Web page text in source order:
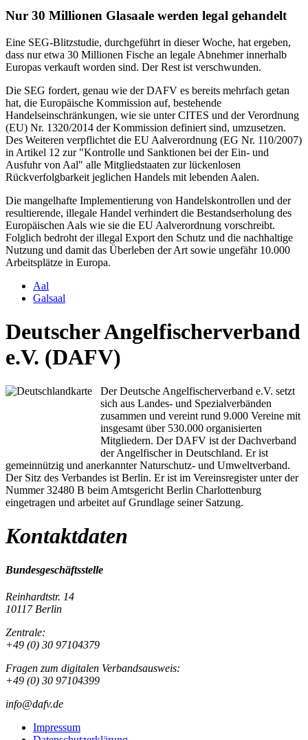
Nur 30 Millionen Glasaale werden legal gehandelt
Eine SEG-Blitzstudie, durchgeführt in dieser Woche, hat ergeben,
dass nur etwa 30 Millionen Fische an legale Abnehmer innerhalb
Europas verkauft worden sind. Der Rest ist verschwunden.
Die SEG fordert, genau wie der DAFV es bereits mehrfach getan
hat, die Europäische Kommission auf, bestehende
Handelseinschränkungen, wie sie unter CITES und der Verordnung
(EU) Nr. 1320/2014 der Kommission definiert sind, umzusetzen.
Des Weiteren verpflichtet die EU Aalverordnung (EG Nr. 110/2007)
in Artikel 12 zur "Kontrolle und Sanktionen bei der Ein- und
Ausfuhr von Aal" alle Mitgliedstaaten zur lückenlosen
Rückverfolgbarkeit jeglichen Handels mit lebenden Aalen.
Die mangelhafte Implementierung von Handelskontrollen und der
resultierende, illegale Handel verhindert die Bestandserholung des
Europäischen Aals wie sie die EU Aalverordnung vorschreibt.
Folglich bedroht der illegal Export den Schutz und die nachhaltige
Nutzung und damit das Überleben der Art sowie ungefähr 10.000
Arbeitsplätze in Europa.
Aal
Galsaal
Deutscher Angelfischerverband
e.V. (DAFV)
Der Deutsche Angelfischerverband e.V. setzt
sich aus Landes- und Spezialverbänden
zusammen und vereint rund 9.000 Vereine mit
insgesamt über 530.000 organisierten
Mitgliedern. Der DAFV ist der Dachverband
der Angelfischer in Deutschland. Er ist
gemeinnützig und anerkannter Naturschutz- und Umweltverband.
Der Sitz des Verbandes ist Berlin. Er ist im Vereinsregister unter der
Nummer 32480 B beim Amtsgericht Berlin Charlottenburg
eingetragen und arbeitet auf Grundlage seiner Satzung.
Kontaktdaten
Bundesgeschäftsstelle
Reinhardtstr. 14
10117 Berlin
Zentrale:
+49 (0) 30 97104379
Fragen zum digitalen Verbandsausweis:
+49 (0) 30 97104399
info@dafv.de
Impressum